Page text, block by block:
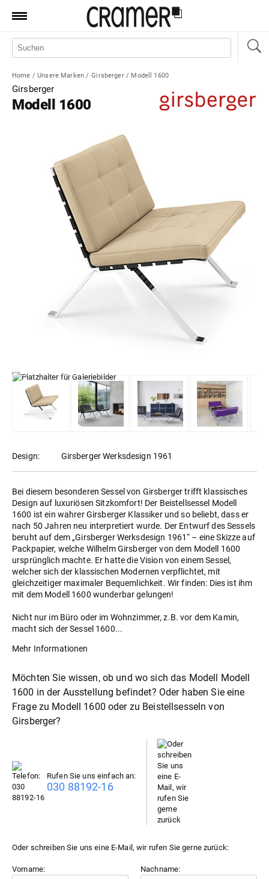
Produkte
Manufaktur
Aktionen
Standorte
Home / Unsere Marken / Girsberger/ Modell 1600
Girsberger
Modell 1600
Design: Girsberger Werksdesign 1961
Bei diesem besonderen Sessel von Girsberger trifft klassisches
Design auf luxuriösen Sitzkomfort! Der Beistellsessel Modell
1600 ist ein wahrer Girsberger Klassiker und so beliebt, dass er
nach 50 Jahren neu interpretiert wurde. Der Entwurf des Sessels
beruht auf dem „Girsberger Werksdesign 1961“ – eine Skizze auf
Packpapier, welche Wilhelm Girsberger von dem Modell 1600
ursprünglich machte. Er hatte die Vision von einem Sessel,
welcher sich der klassischen Modernen verpflichtet, mit
gleichzeitiger maximaler Bequemlichkeit. Wir finden: Dies ist ihm
mit dem Modell 1600 wunderbar gelungen!
Nicht nur im Büro oder im Wohnzimmer, z.B. vor dem Kamin,
macht sich der Sessel 1600...
Mehr Informationen
Möchten Sie wissen, ob und wo sich das Modell Modell
1600 in der Ausstellung befindet? Oder haben Sie eine
Frage zu Modell 1600 oder zu Beistellsessel
von
Girsberger?
Rufen Sie uns einfach an:
030 88192-16
Oder schreiben Sie uns eine E-Mail, wir rufen Sie gerne zurück:
Vorname: Nachname: